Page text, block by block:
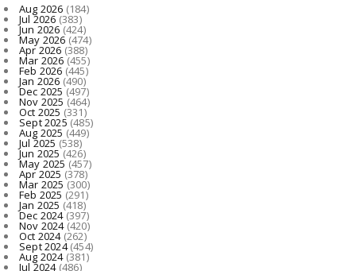
Aug 2026 (184)
Jul 2026 (383)
Jun 2026(424)
May 2026(474)
Apr 2026 (388)
Mar 2026(455)
Feb 2026 (445)
Jan 2026 (490)
Dec 2025(497)
Nov 2025 (464)
Oct 2025 (331)
Sept 2025 (485)
Aug 2025 (449)
Jul 2025 (538)
Jun 2025(426)
May 2025(457)
Apr 2025 (378)
Mar 2025 (300)
Feb 2025 (291)
Jan 2025 (418)
Dec 2024(397)
Nov 2024(420)
Oct 2024(262)
Sept 2024(454)
Aug 2024(381)
Jul 2024(486)